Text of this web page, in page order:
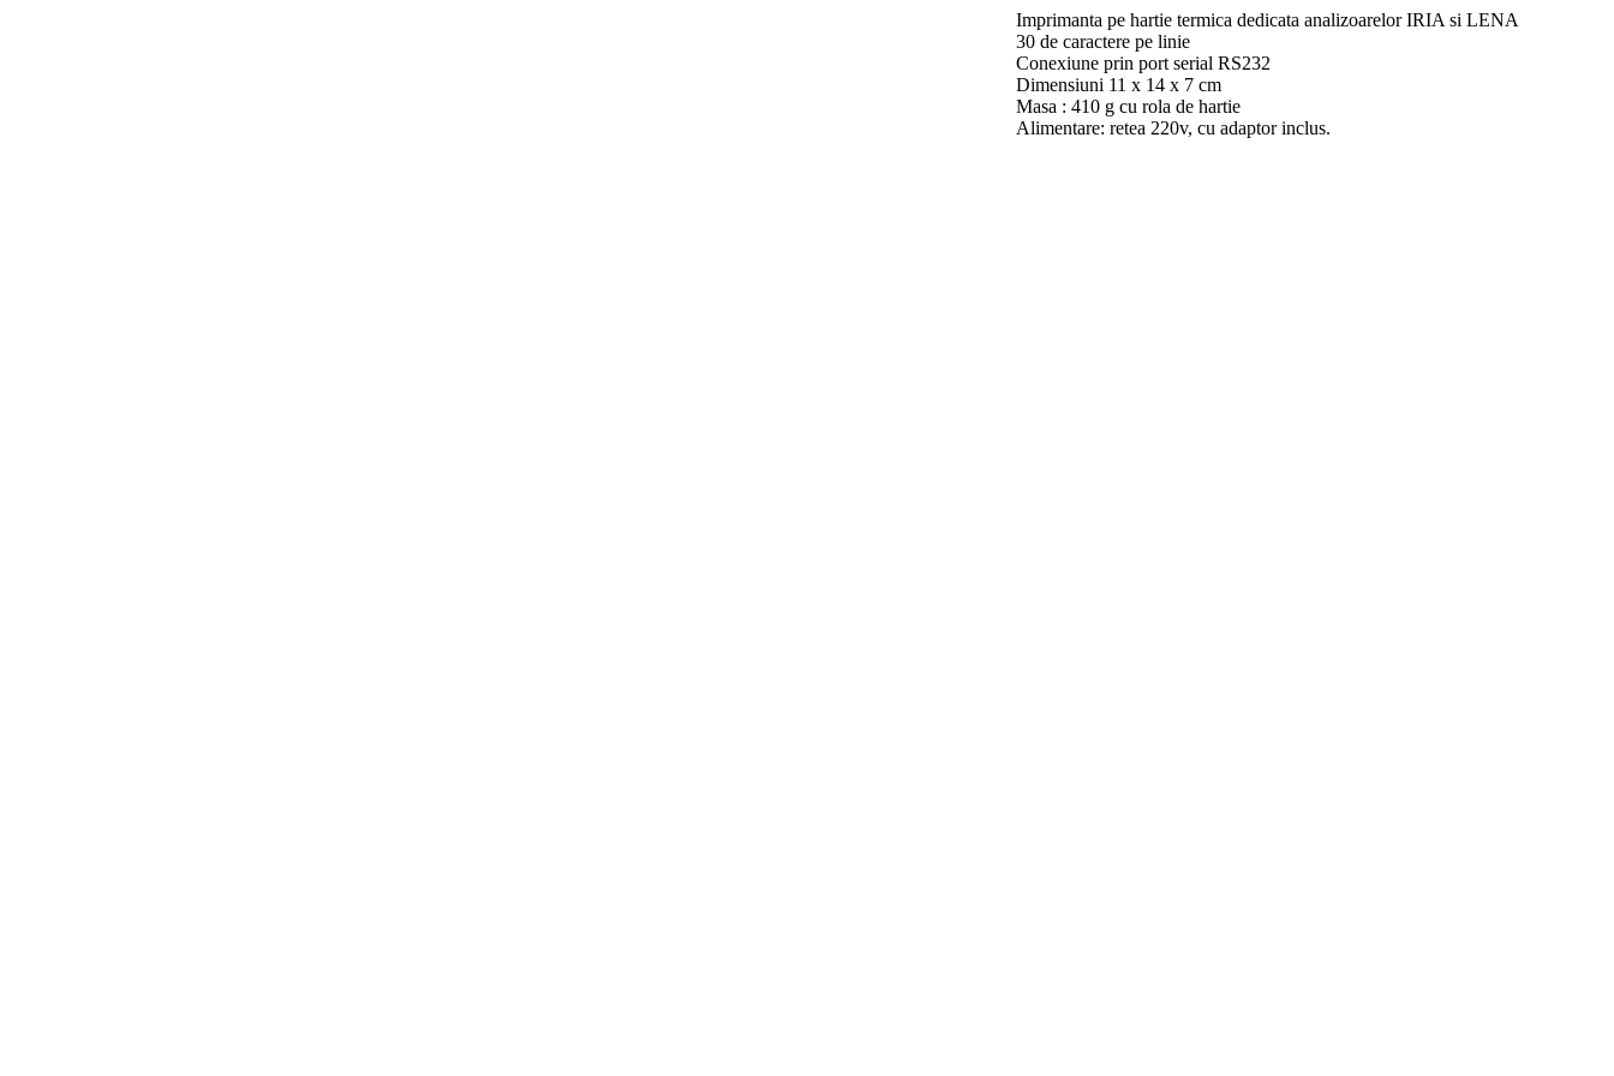
Imprimanta pe hartie termica dedicata analizoarelor IRIA si LENA
30 de caractere pe linie
Conexiune prin port serial RS232
Dimensiuni 11 x 14 x 7 cm
Masa : 410 g cu rola de hartie
Alimentare: retea 220v, cu adaptor inclus.